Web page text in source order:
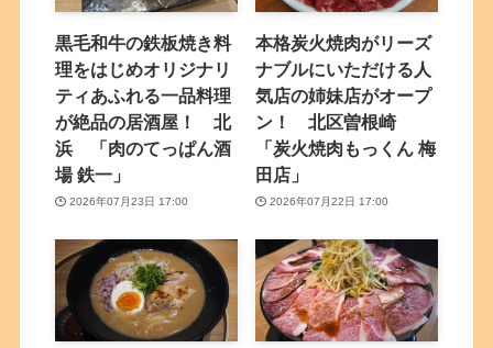
黒毛和牛の鉄板焼き料
理をはじめオリジナリ
ティあふれる一品料理
が絶品の居酒屋！ 北
浜 「肉のてっぱん酒
場 鉄一」
2026年07月23日 17:00
本格炭火焼肉がリーズ
ナブルにいただける人
気店の姉妹店がオープ
ン！ 北区曽根崎
「炭火焼肉もっくん 梅
田店」
2026年07月22日 17:00